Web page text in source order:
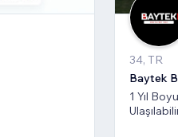
34, TR
Baytek
1 Yıl